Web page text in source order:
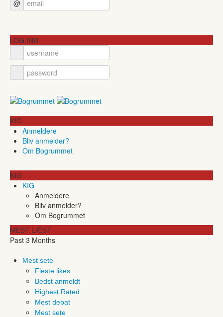
@
LOG IND
KIG
Anmeldere
Bliv anmelder?
Om Bogrummet
KIG
KIG
Anmeldere
Bliv anmelder?
Om Bogrummet
MEST LÆST
Past 3 Months
Mest sete
Fleste likes
Bedst anmeldt
Highest Rated
Mest debat
Mest sete